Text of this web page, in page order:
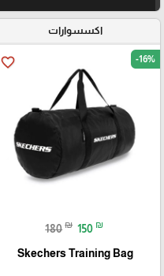
اكسسوارات
favorite_border -16%
180 ₪ 150 ₪
Skechers Training Bag